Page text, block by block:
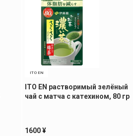
ITO EN
ITO EN растворимый зелёный
чай с матча с катехином, 80 гр
1600¥